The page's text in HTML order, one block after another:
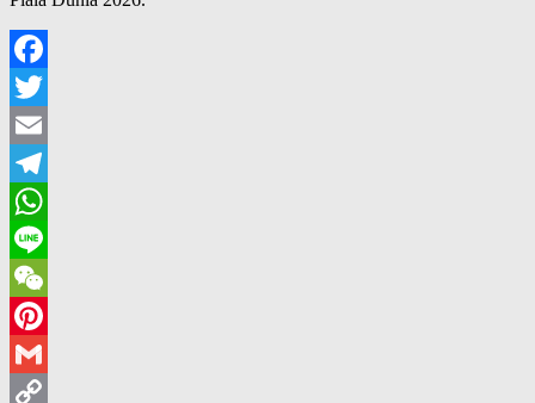
Facebook
Twitter
Email
Telegram
WhatsApp
Line
WeChat
Pinterest
Gmail